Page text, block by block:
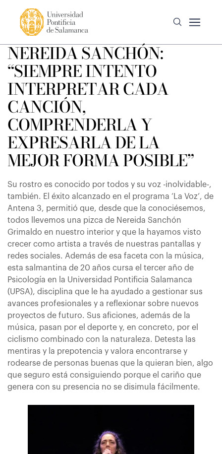
NEREIDA SANCHÓN:
“SIEMPRE INTENTO
INTERPRETAR CADA
CANCIÓN,
COMPRENDERLA Y
EXPRESARLA DE LA
MEJOR FORMA POSIBLE”
Su rostro es conocido por todos y su voz -inolvidable-,
también. El éxito alcanzado en el programa ‘La Voz’, de
Antena 3, permitió que, desde que la conociésemos,
todos llevemos una pizca de Nereida Sanchón
Grimaldo en nuestro interior y que la hayamos visto
crecer como artista a través de nuestras pantallas y
redes sociales. Además de esa faceta con la música,
esta salmantina de 20 años cursa el tercer año de
Psicología en la Universidad Pontificia Salamanca
(UPSA), disciplina que le ha ayudado a gestionar sus
avances profesionales y a reflexionar sobre nuevos
proyectos de futuro. Sus aficiones, además de la
música, pasan por el deporte y, en concreto, por el
ciclismo combinado con la naturaleza. Detesta las
mentiras y la prepotencia y valora encontrarse y
rodearse de personas buenas que la quieran bien, algo
que seguro está consiguiendo porque el cariño que
genera con su presencia no se disimula fácilmente.